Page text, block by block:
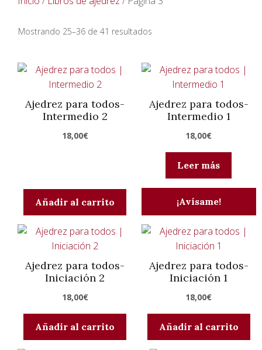
Mostrando 25–36 de 41 resultados
alto
bajo
Ajedrez para todos-
Intermedio 2
18,00€
Añadir al carrito
Ajedrez para todos-
Intermedio 1
18,00€
Leer más
¡Avísame!
Ajedrez para todos-
Iniciación 2
18,00€
Añadir al carrito
Ajedrez para todos-
Iniciación 1
18,00€
Añadir al carrito